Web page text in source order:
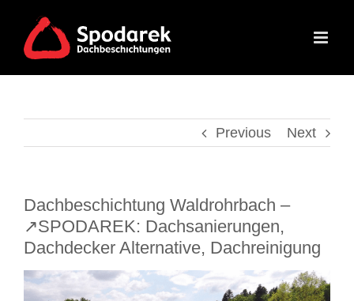
content
Previous Next
Dachbeschichtung Waldrohrbach –
↗️SPODAREK: Dachsanierungen,
Dachdecker Alternative, Dachreinigung